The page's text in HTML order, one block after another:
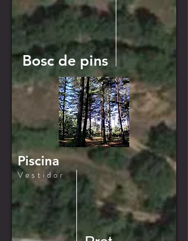
Bosc de pins
Piscina
Vestidor